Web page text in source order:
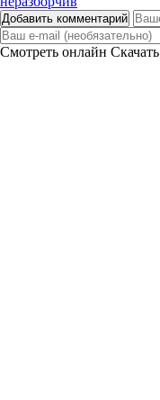
Добавить комментарий
Смотреть онлайн Скачать